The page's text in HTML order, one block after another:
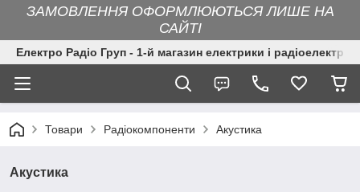
ЗАМОВЛЕННЯ ОФОРМЛЮЮТЬСЯ ЛИШЕ НА
САЙТІ
Електро Радіо Груп - 1-й магазин електрики і
Товари Радіокомпоненти Акустика
Акустика